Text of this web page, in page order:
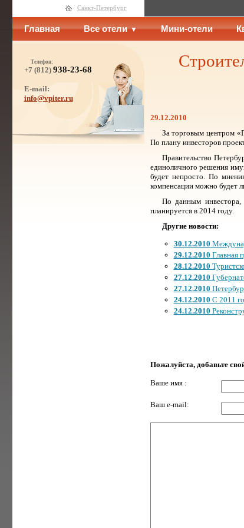
Санкт-Петербург
Главная Все отели Мини-отели
Телефон:
+7 (812) 938-23-68
E-mail:
info@vpiter.ru
29.12.2010
За торговым центром
По плану инвесторов
Правительство
единоличного решения
будет непросто. По
компенсации можно будет
По данным инвестора,
планируется в 2014 году.
Другие новости:
30.12.2010
29.12.2010 Главная
28.12.2010
27.12.2010
27.12.2010
24.12.2010 С 2011
24.12.2010
Пожалуйста, добавьте
Ваше имя :
Ваш e-mail: